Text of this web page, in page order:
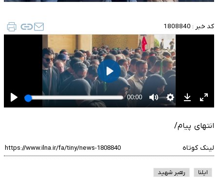
کد خبر : 1808840
انتهای پیام/
لینک کوتاه
ایلنا رهبر شهید